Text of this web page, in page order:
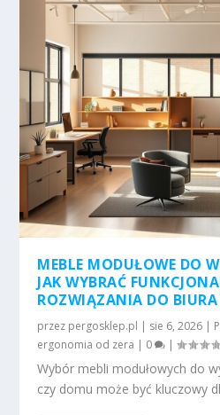
MEBLE MODUŁOWE DO
JAK WYBRAĆ
ROZWIĄZANIA DO
przez pergosklep.pl | sie 6, 2026 |
ergonomia od zera | 0 |
Wybór mebli modułowych do
czy domu może być kluczowy